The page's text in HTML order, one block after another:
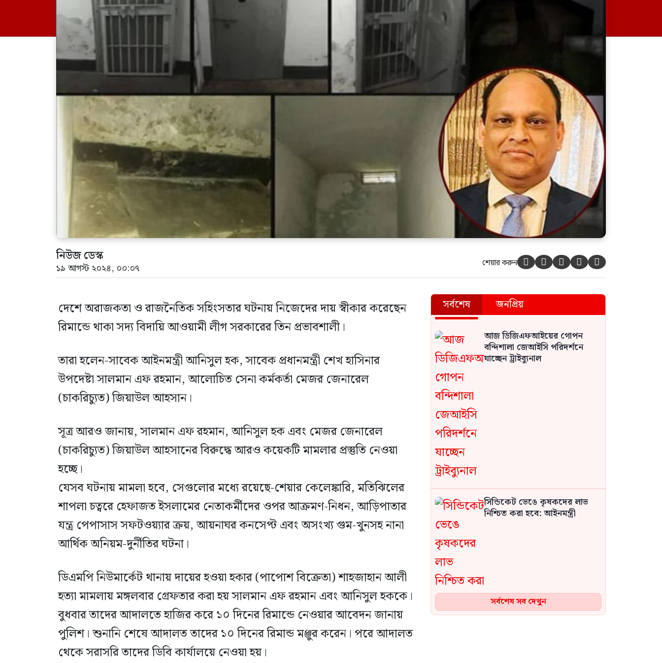
নিউজ ডেস্ক
১৯ আগস্ট ২০২৪, ০০:০৭ শেয়ার করুন     
দেশে অরাজকতা ও রাজনৈতিক সহিংসতার ঘটনায় নিজেদের দায় স্বীকার করেছেন
রিমান্ডে থাকা সদ্য বিদায়ি আওয়ামী লীগ সরকারের তিন প্রভাবশালী।
তারা হলেন-সাবেক আইনমন্ত্রী আনিসুল হক, সাবেক প্রধানমন্ত্রী শেখ হাসিনার
উপদেষ্টা সালমান এফ রহমান, আলোচিত সেনা কর্মকর্তা মেজর জেনারেল
(চাকরিচ্যুত) জিয়াউল আহসান।
সূত্র আরও জানায়, সালমান এফ রহমান, আনিসুল হক এবং মেজর জেনারেল
(চাকরিচ্যুত) জিয়াউল আহসানের বিরুদ্ধে আরও কয়েকটি মামলার প্রস্তুতি নেওয়া
হচ্ছে।
যেসব ঘটনায় মামলা হবে, সেগুলোর মধ্যে রয়েছে-শেয়ার কেলেঙ্কারি, মতিঝিলের
শাপলা চত্বরে হেফাজত ইসলামের নেতাকর্মীদের ওপর আক্রমণ-নিধন, আড়িপাতার
যন্ত্র পেপাসাস সফটওয়্যার ক্রয়, আয়নাঘর কনসেপ্ট এবং অসংখ্য গুম-খুনসহ নানা
আর্থিক অনিয়ম-দুর্নীতির ঘটনা।
ডিএমপি নিউমার্কেট থানায় দায়ের হওয়া হকার (পাপোশ বিক্রেতা) শাহজাহান আলী
হত্যা মামলায় মঙ্গলবার গ্রেফতার করা হয় সালমান এফ রহমান এবং আনিসুল হককে।
বুধবার তাদের আদালতে হাজির করে ১০ দিনের রিমান্ডে নেওয়ার আবেদন জানায়
পুলিশ। শুনানি শেষে আদালত তাদের ১০ দিনের রিমান্ড মঞ্জুর করেন। পরে আদালত
থেকে সরাসরি তাদের ডিবি কার্যালয়ে নেওয়া হয়।
সর্বশেষ জনপ্রিয়
আজ ডিজিএফআইয়ের গোপন
বন্দিশালা জেআইসি পরিদর্শনে
যাচ্ছেন ট্রাইব্যুনাল
সিন্ডিকেট ভেঙে কৃষকদের লাভ
নিশ্চিত করা হবে: আইনমন্ত্রী
সর্বশেষ সব দেখুন